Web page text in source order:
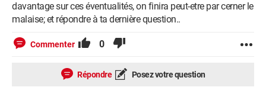
davantage sur ces éventualités, on finira peut-etre par cerner le
malaise; et répondre à ta dernière question..
Commenter 0
Répondre Posez votre question